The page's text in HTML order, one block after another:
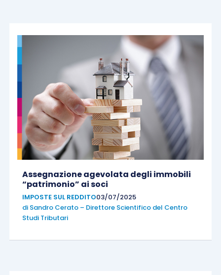
Assegnazione agevolata degli immobili
“patrimonio” ai soci
IMPOSTE SUL REDDITO03/07/2025
di Sandro Cerato – Direttore Scientifico del Centro
Studi Tributari